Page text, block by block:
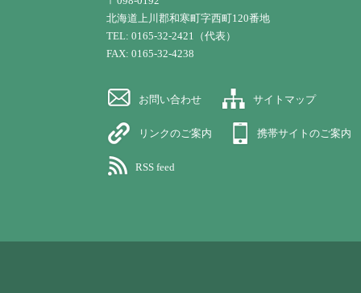
北海道上川郡和寒町字西町120番地
TEL: 0165-32-2421（代表）
FAX: 0165-32-4238
お問い合わせ サイトマップ
リンクのご案内 携帯サイトのご案内
RSS feed